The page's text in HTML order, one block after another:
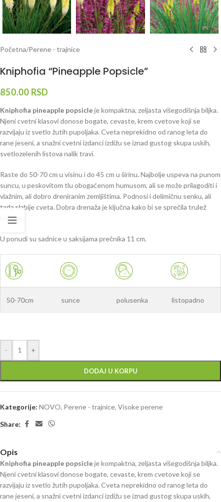
Početna/Perene - trajnice
Kniphofia “Pineapple Popsicle”
850.00 RSD
Kniphofia pineapple popsicleje kompaktna, zeljasta višegodišnja biljka.
Njeni cvetni klasovi donose bogate, cevaste, krem cvetove koji se
razvijaju iz svetlo žutih pupoljaka. Cveta neprekidno od ranog leta do
rane jeseni, a snažni cvetni izdanci izdižu se iznad gustog skupa uskih,
svetlozelenih listova nalik travi.
Raste do 50-70 cm u visinu i do 45 cm u širinu. Najbolje uspeva na punom
suncu, u peskovitom tlu obogaćenom humusom, ali se može prilagoditi i
vlažnim, ali dobro dreniranim zemljištima. Podnosi i delimičnu senku, ali
tada slabije cveta. Dobra drenaža je ključna kako bi se sprečila trulež
korena.
U ponudi su sadnice u saksijama prečnika 11 cm.
50-70cm sunce polusenka listopadno
- +
DODAJ U KORPU
Kategorije: NOVO, Perene - trajnice, Visoke perene
Share:
Opis
Kniphofia pineapple popsicleje kompaktna, zeljasta višegodišnja biljka.
Njeni cvetni klasovi donose bogate, cevaste, krem cvetove koji se
razvijaju iz svetlo žutih pupoljaka. Cveta neprekidno od ranog leta do
rane jeseni, a snažni cvetni izdanci izdižu se iznad gustog skupa uskih,